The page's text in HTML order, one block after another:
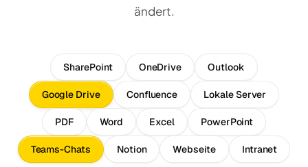
ändert.
SharePoint OneDrive Outlook
Google Drive Confluence Lokale Server
PDF Word Excel PowerPoint
Teams-Chats Notion Webseite Intranet